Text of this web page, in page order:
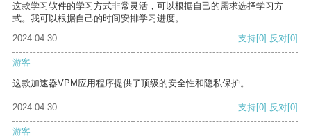
这款学习软件的学习方式非常灵活，可以根据自己的需求选择学习方
式。我可以根据自己的时间安排学习进度。
2024-04-30
支持[0] 反对[0]
游客
这款加速器VPM应用程序提供了顶级的安全性和隐私保护。
2024-04-30 支持[0] 反对[0]
游客